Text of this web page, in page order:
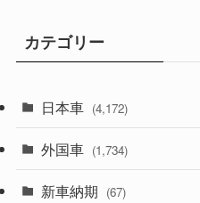
カテゴリー
日本車 (4,172)
(1,321)
(329)
外国車 (1,734)
新車納期 (67)